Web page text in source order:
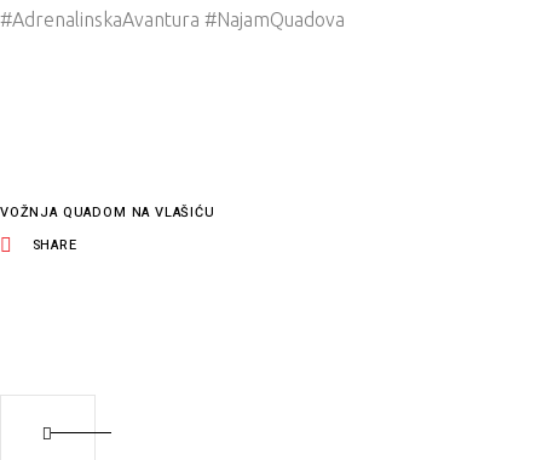
#AdrenalinskaAvantura #NajamQuadova
VOŽNJA QUADOM NA VLAŠIĆU
SHARE